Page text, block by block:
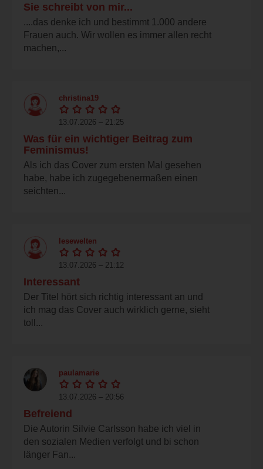
Sie schreibt von mir...
....das denke ich und bestimmt 1.000 andere
Frauen auch. Wir wollen es immer allen recht
machen,...
christina19
13.07.2026 – 21:25
Was für ein wichtiger Beitrag zum
Feminismus!
Als ich das Cover zum ersten Mal gesehen
habe, habe ich zugegebenermaßen einen
seichten...
lesewelten
13.07.2026 – 21:12
Interessant
Der Titel hört sich richtig interessant an und
ich mag das Cover auch wirklich gerne, sieht
toll...
paulamarie
13.07.2026 – 20:56
Befreiend
Die Autorin Silvie Carlsson habe ich viel in
den sozialen Medien verfolgt und bi schon
länger Fan...